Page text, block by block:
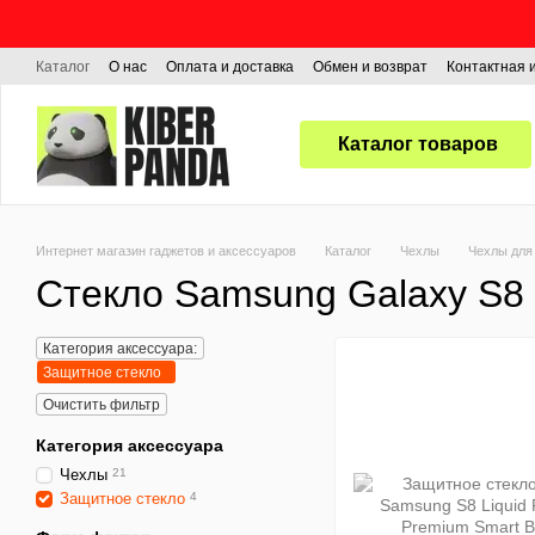
Каталог О нас Оплата и доставка Обмен и возврат Контактная
Каталог товаров
Интернет магазин гаджетов и аксессуаров Каталог Чехлы Чехлы для
Стекло Samsung Galaxy S8
Категория аксессуара:
Защитное стекло
Очистить фильтр
Категория аксессуара
Чехлы 21
Защитное стекло 4